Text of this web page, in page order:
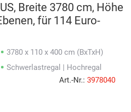
Breite 3780 cm, Höhe
für 114 Euro-
3780 x 110 x 400 cm (BxTxH)
Schwerlastregal | Hochregal
Art.-Nr.: 3978040